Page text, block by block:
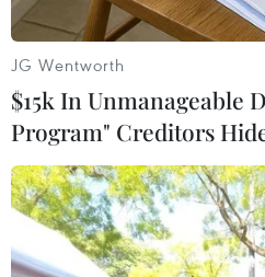
JG Wentworth
$15k In Unmanageable
Program" Creditors